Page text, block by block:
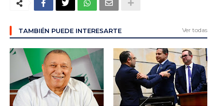
TAMBIÉN PUEDE INTERESARTE Ver todas